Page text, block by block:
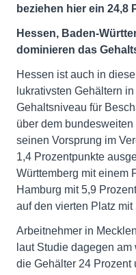
beziehen hier ein 24,8
Hessen, Baden-
dominieren das
Hessen ist auch in
lukrativsten Gehältern
Gehaltsniveau für
über dem
seinen Vorsprung im
1,4 Prozentpunkte
Württemberg mit einem
Hamburg mit 5,9
auf den vierten Platz
Arbeitnehmer in
laut Studie dagegen
die Gehälter 24 Prozent